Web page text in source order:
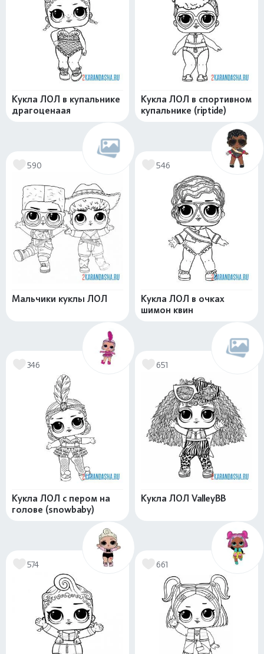
Кукла ЛОЛ в купальнике
драгоценаая
Кукла ЛОЛ в спортивном
купальнике (riptide)
590
Мальчики куклы ЛОЛ
546
Кукла ЛОЛ в очках
шимон квин
346
Кукла ЛОЛ с пером на
голове (snowbaby)
651
Кукла ЛОЛ ValleyBB
574 661